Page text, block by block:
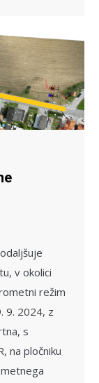
v okolici
režim
9. 2024, z
s
na pločniku